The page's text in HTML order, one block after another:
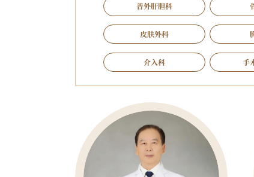
普外肝胆科
皮肤外科
介入科 手